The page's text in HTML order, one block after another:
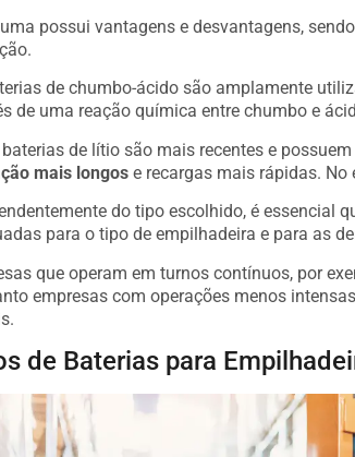
possui vantagens e desvantagens,
de chumbo-ácido são amplamente
de uma reação química entre chumbo e
de lítio são mais recentes e
mais longos e recargas mais rápidas.
do tipo escolhido, é essencial
para o tipo de empilhadeira e para as
que operam em turnos contínuos, por
empresas com operações menos
de Baterias para